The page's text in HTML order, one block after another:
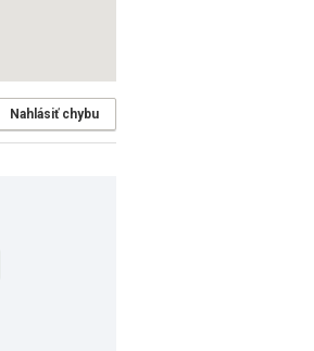
Nahlásiť chybu